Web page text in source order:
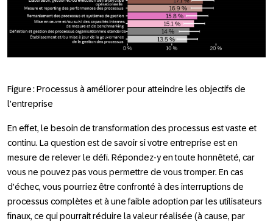
Figure : Processus à améliorer pour atteindre les objectifs de
l'entreprise
En effet, le besoin de transformation des processus est vaste et
continu. La question est de savoir si votre entreprise est en
mesure de relever le défi. Répondez-y en toute honnêteté, car
vous ne pouvez pas vous permettre de vous tromper. En cas
d'échec, vous pourriez être confronté à des interruptions de
processus complètes et à une faible adoption par les utilisateurs
finaux, ce qui pourrait réduire la valeur réalisée (à cause, par